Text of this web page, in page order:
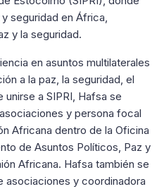
seguridad en África,
y la seguridad.
en asuntos multilaterales
a la paz, la seguridad, el
a SIPRI, Hafsa se
y persona focal
Africana dentro de la Oficina
de Asuntos Políticos, Paz y
Africana. Hafsa también se
asociaciones y coordinadora